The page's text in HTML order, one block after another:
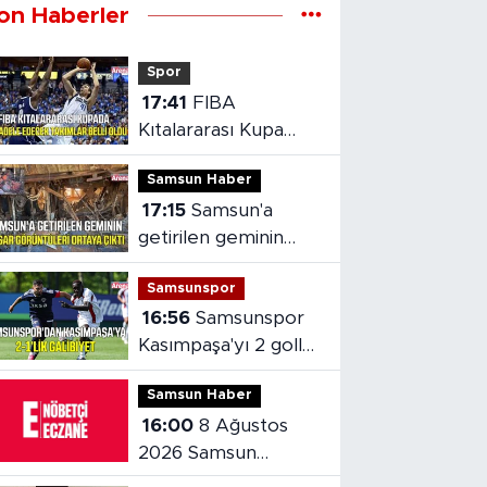
Haberler
Spor
17:41
Kıtalararası Kupa
2026’da mücadele
edecek takımlar
belli oldu
Samsun Haber
17:15 Samsun'a
getirilen geminin
hasarı ortaya çıktı
Samsunspor
16:56 Samsunspor
Kasımpaşa'yı 2 golle
mağlup etti
Samsun Haber
16:00 8 Ağustos
2026 Samsun
nöbetçi eczaneler